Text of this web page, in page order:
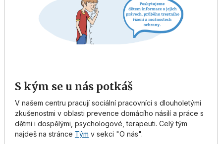
S kým se u nás potkáš
V našem centru pracují sociální pracovníci s dlouholetými
zkušenostmi v oblasti prevence domácího násilí a práce s
dětmi i dospělými, psychologové, terapeuti. Celý tým
najdeš na stránce Tým v sekci "O nás".